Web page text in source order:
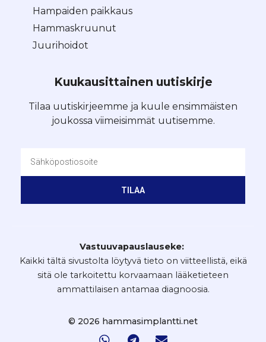
Hampaiden paikkaus
Hammaskruunut
Juurihoidot
Kuukausittainen uutiskirje
Tilaa uutiskirjeemme ja kuule ensimmäisten
joukossa viimeisimmät uutisemme.
TILAA
Vastuuvapauslauseke:
Kaikki tältä sivustolta löytyvä tieto on viitteellistä, eikä
sitä ole tarkoitettu korvaamaan lääketieteen
ammattilaisen antamaa diagnoosia.
© 2026 hammasimplantti.net